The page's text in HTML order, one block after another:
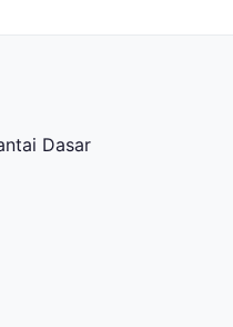
Dasar